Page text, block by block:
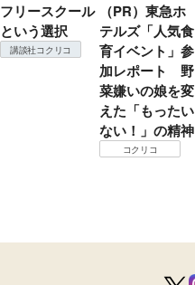
フリースクール
という選択
講談社コクリコ
（PR）東急ホ
テルズ「人気食
育イベント」参
加レポート 野
菜嫌いの娘を変
えた「もったい
ない！」の精神
コクリコ